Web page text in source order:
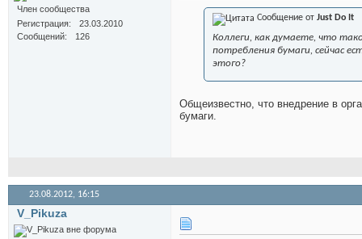
Член сообщества
Регистрация
23.03.2010
Сообщений
126
Сообщение от Just Do It
Коллеги, как думаете, что
потребления бумаги, сейчас
этого?
Общеизвестно, что внедрение в
бумаги.
23.08.2012, 16:15
V_Pikuza